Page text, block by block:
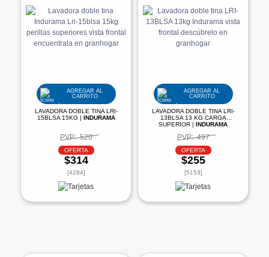
AGREGAR AL
CARRITO
LAVADORA DOBLE TINA LRI-
15BLSA 15KG | INDURAMA
PVP: 520
OFERTA
$314
[4284]
AGREGAR AL
CARRITO
LAVADORA DOBLE TINA LRI-
13BLSA 13 KG CARGA
SUPERIOR | INDURAMA
PVP: 497
OFERTA
$255
[5153]